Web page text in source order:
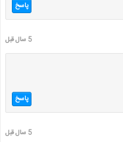
پاسخ
5 سال قبل
پاسخ
5 سال قبل